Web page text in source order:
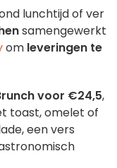
lunchtijd of ver
samengewerkt
om leveringen te
voor €24,5,
toast, omelet of
een vers